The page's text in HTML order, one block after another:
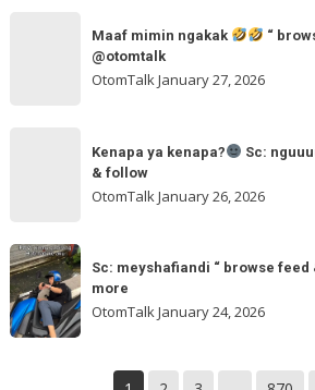
follow
@otomtalk
Maaf mimin ngakak
“
@otomtalk
OtomTalkJanuary 27, 2026
Sc:
nguuuuuuung
“
browse
Kenapa ya kenapa?
Sc:
& follow
OtomTalk January 26, 2026
Sc:
meyshafiandi
“
browse
Sc: meyshafiandi “ browse
more
OtomTalkJanuary 24, 2026